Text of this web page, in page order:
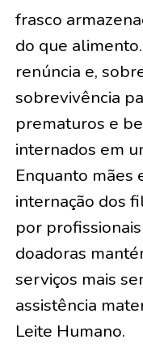
frasco
do que
renúncia e,
sobrevivência
prematuros e
internados em
Enquanto mães
internação dos
por
doadoras
serviços mais
assistência
Leite Humano.